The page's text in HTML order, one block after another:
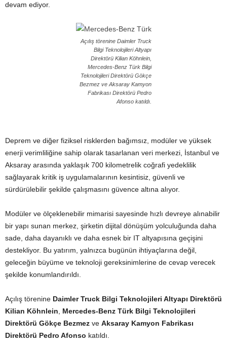
devam ediyor.
Açılış törenine Daimler Truck
Bilgi Teknolojileri Altyapı
Direktörü Kilian Köhnlein,
Mercedes-Benz Türk Bilgi
Teknolojileri Direktörü Gökçe
Bezmez ve Aksaray Kamyon
Fabrikası Direktörü Pedro
Afonso katıldı.
Deprem ve diğer fiziksel risklerden bağımsız, modüler ve yüksek
enerji verimliliğine sahip olarak tasarlanan veri merkezi, İstanbul ve
Aksaray arasında yaklaşık 700 kilometrelik coğrafi yedeklilik
sağlayarak kritik iş uygulamalarının kesintisiz, güvenli ve
sürdürülebilir şekilde çalışmasını güvence altına alıyor.
Modüler ve ölçeklenebilir mimarisi sayesinde hızlı devreye alınabilir
bir yapı sunan merkez, şirketin dijital dönüşüm yolculuğunda daha
sade, daha dayanıklı ve daha esnek bir IT altyapısına geçişini
destekliyor. Bu yatırım, yalnızca bugünün ihtiyaçlarına değil,
geleceğin büyüme ve teknoloji gereksinimlerine de cevap verecek
şekilde konumlandırıldı.
Açılış törenine Daimler Truck Bilgi Teknolojileri Altyapı Direktörü
Kilian Köhnlein
Mercedes-Benz Türk Bilgi Teknolojileri
Direktörü Gökçe Bezmez ve Aksaray Kamyon Fabrikası
Direktörü Pedro Afonso katıldı.